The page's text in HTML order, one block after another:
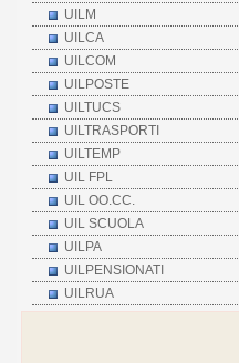
UILM
UILCA
UILCOM
UILPOSTE
UILTUCS
UILTRASPORTI
UILTEMP
UIL FPL
UIL OO.CC.
UIL SCUOLA
UILPA
UILPENSIONATI
UILRUA